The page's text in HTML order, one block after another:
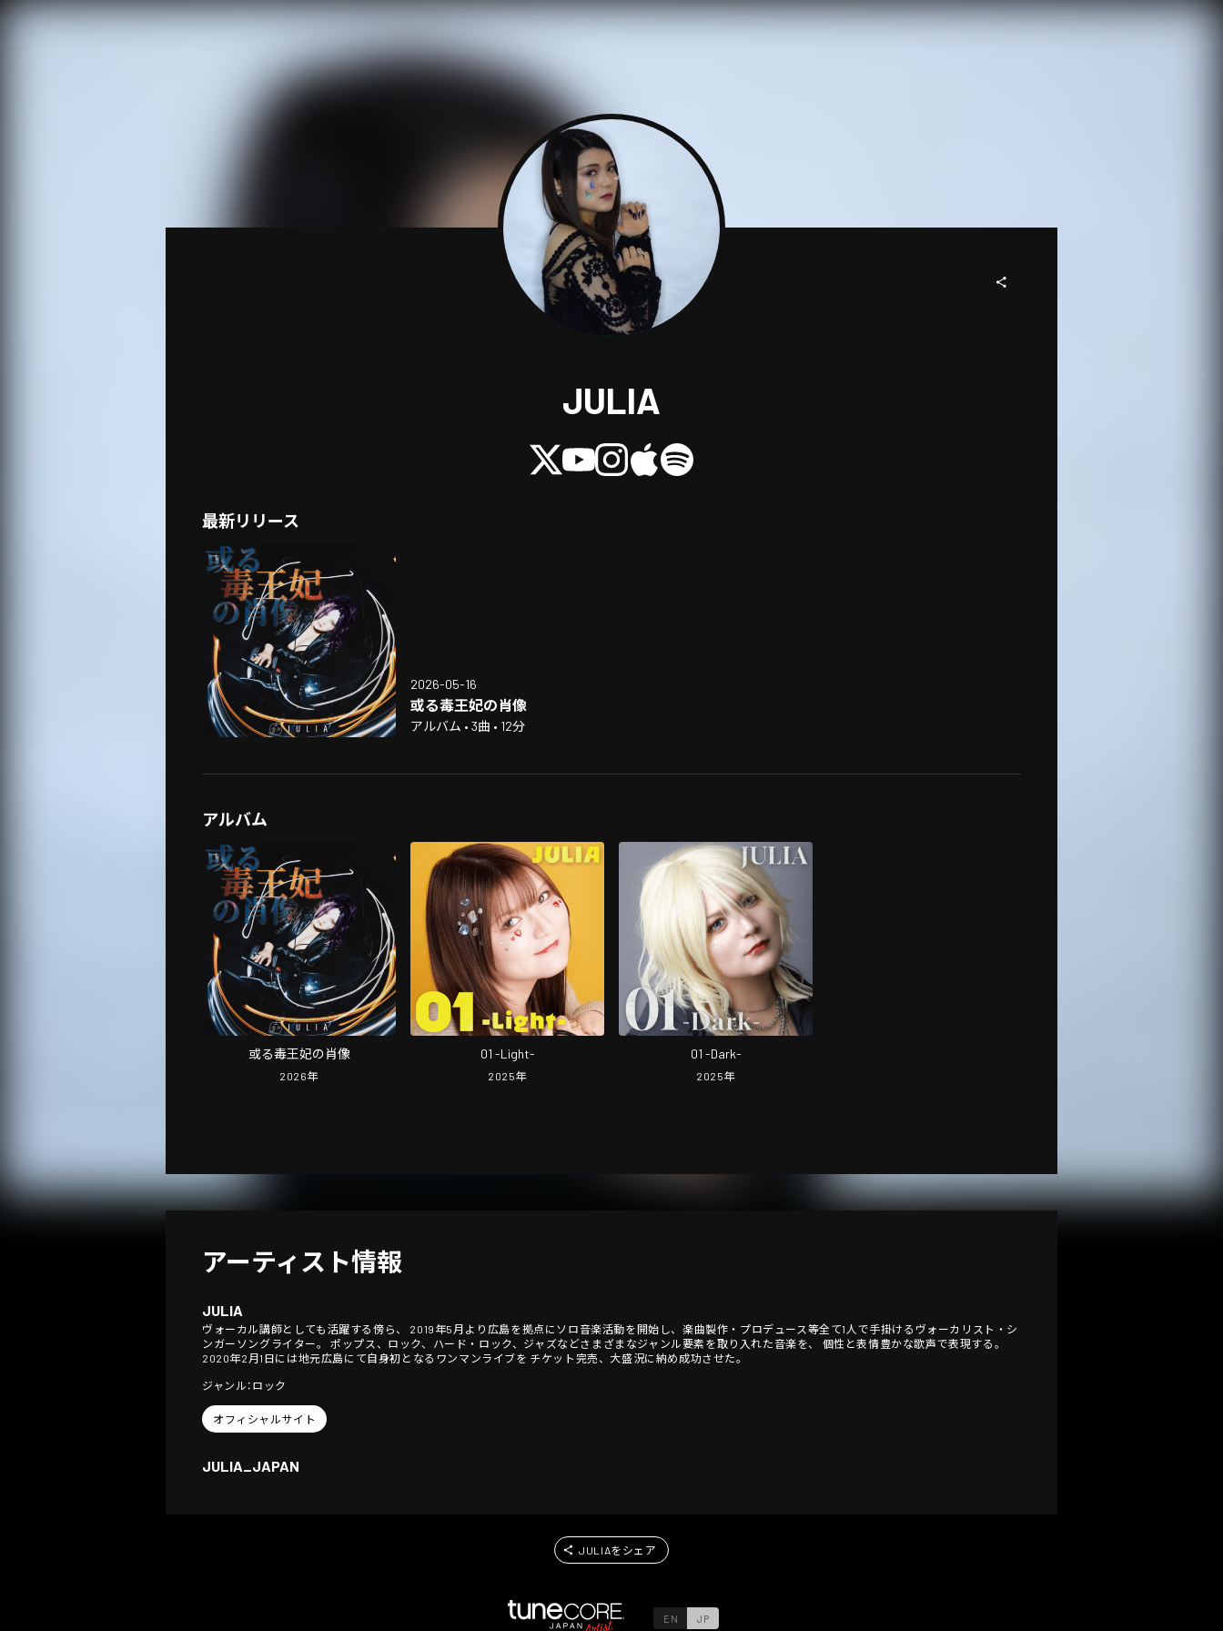
JULIA
最新リリース
2026-05-16
或る毒王妃の肖像
アルバム • 3曲 • 12分
アルバム
或る毒王妃の肖像
2026年
01 -Light-
2025年
01 -Dark-
2025年
アーティスト情報
JULIA
ヴォーカル講師としても活躍する傍ら、 2019年5月より広島を拠点にソロ音楽活動を開始し、楽曲製作・プロデュース等全て1人で手掛けるヴォーカリスト・シ
ンガーソングライター。 ポップス、ロック、ハード・ロック、ジャズなどさまざまなジャンル要素を取り入れた音楽を、 個性と表情豊かな歌声で表現する。
2020年2月1日には地元広島にて自身初となるワンマンライブを チケット完売、大盛況に納め成功させた。
ジャンル：ロック
オフィシャルサイト
JULIA_JAPAN
JULIAをシェア
EN JP